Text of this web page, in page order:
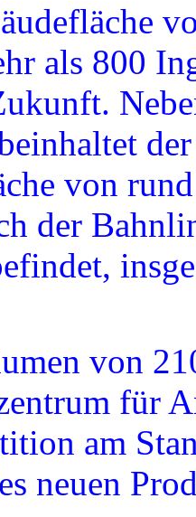
als 800
von
der
von
für
am
neuen